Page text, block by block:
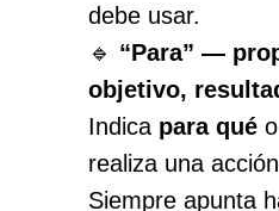
debe usar.
🔹 “Para” —
objetivo,
Indica para qué o
realiza una
Siempre apunta